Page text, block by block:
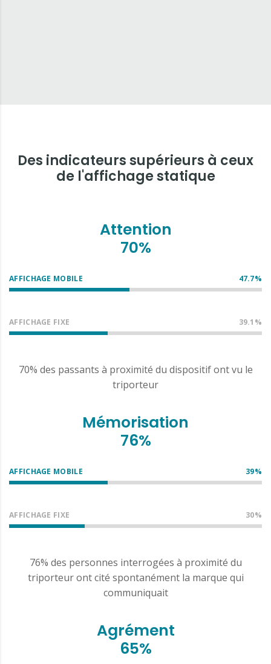
Des indicateurs supérieurs à ceux
de l'affichage statique
Attention
70%
AFFICHAGE MOBILE 47.7%
AFFICHAGE FIXE 39.1%
70% des passants à proximité du dispositif ont vu le
triporteur
Mémorisation
76%
AFFICHAGE MOBILE 39%
AFFICHAGE FIXE 30%
76% des personnes interrogées à proximité du
triporteur ont cité spontanément la marque qui
communiquait
Agrément
65%